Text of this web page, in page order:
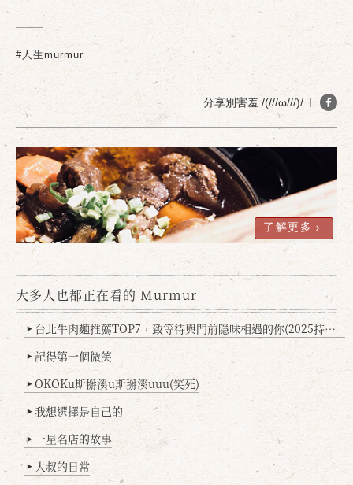
#人生murmur
分享別害羞 /(///ω///)/
了解更多
大多人也都正在看的 Murmur
▶ 台北牛肉麵推薦TOP7，致等待與門前隱味相遇的你(2025持續更新
▶ 記得第一個微笑
▶ OKOKu斯掰溪u斯掰溪uuu(笑死)
▶ 我想選擇是自己的
▶ 一星名店的故事
▶ 大叔的日常